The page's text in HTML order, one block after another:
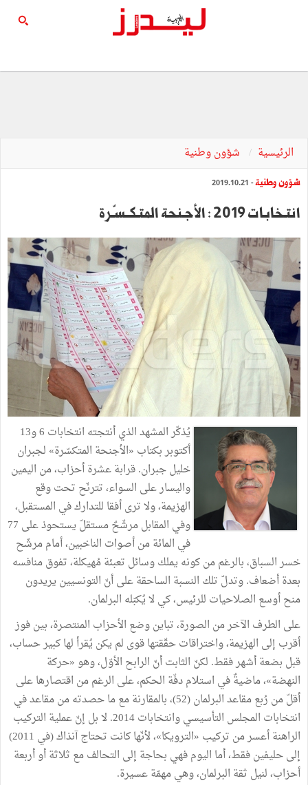
الرئيسية شؤون وطنية
شؤون وطنية- 2019.10.21
انتـخابـات 2019 : الأجـنحة المتـكــسّـرة
يُذكّر المشهد الذي أنتجته انتخابات 6 و13
أكتوبر بكتاب «الأجنحة المتكسّرة» لجبران
خليل جبران. قرابة عشرة أحزاب، من اليمين
واليسار على السواء، تترنّح تحت وقع
الهزيمة، ولا ترى أفقا للتدارك في المستقبل،
وفي المقابل مرشّحٌ مستقلّ يستحوذ على 77
في المائة من أصوات الناخبين، أمام مرشّح
خسر السباق، بالرغم من كونه يملك وسائل تعبئة مُهيكلة، تفوق منافسه
بعدة أضعاف. وتدلّ تلك النسبة الساحقة على أنّ التونسيين يريدون
منح أوسع الصلاحيات للرئيس، كي لا يُكبّله البرلمان.
على الطرف الآخر من الصورة، تباين وضع الأحزاب المنتصرة، بين فوز
أقرب إلى الهزيمة، واختراقات حقّقتها قوى لم يكن يُقرأ لها كبير حساب،
قبل بضعة أشهر فقط. لكنّ الثابت أنّ الرابح الأوّل، وهو «حركة
النهضة»، ماضيةٌ في استلام دفّة الحكم، على الرغم من اقتصارها على
أقلّ من رُبع مقاعد البرلمان (52)، بالمقارنة مع ما حصدته من مقاعد في
انتخابات المجلس التأسيسي وانتخابات 2014. لا بل إنّ عملية التركيب
الراهنة أعسر من تركيب «الترويكا»، لأنّها كانت تحتاج آنذاك (في 2011)
إلى حليفين فقط، أما اليوم فهي بحاجة إلى التحالف مع ثلاثة أو أربعة
أحزاب، لنيل ثقة البرلمان، وهي مهمّة عسيرة.